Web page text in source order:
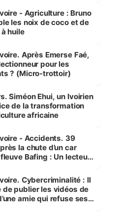
- Agriculture : Bruno
les noix de coco et de
huile
Après Emerse Faé,
pour les
? (Micro-trottoir)
Siméon Ehui, un Ivoirien
de la transformation
africaine
- Accidents. 39
la chute d’un car
Bafing : Un lecteur
Cybercriminalité : Il
de publier les vidéos de
amie qui refuse ses